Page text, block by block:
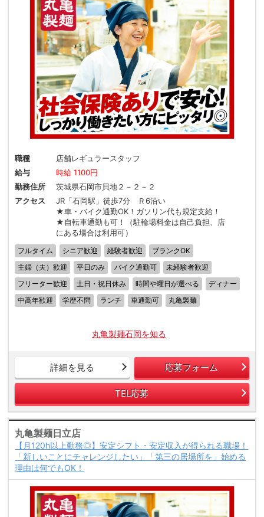
職種
店舗レギュラースタッフ
給与
時給 1100円
勤務住所
茨城県石岡市貝地２－２－２
アクセス
JR「石岡駅」徒歩7分 Ｒ6沿い
★車・バイク通勤OK！ガソリン代も規定支給！
★自転車通勤も可！（駐輪場料金は自己負担、店
にある場合は利用可）
フルタイム シニア歓迎 経験者歓迎
ブランクOK
主婦（夫）歓迎
平日のみ バイク通勤可
未経験者歓迎
フリーター歓迎
土日・祝日休み 時間や曜日が選べる
ディナー
中高年歓迎
学歴不問 ランチ 車通勤可 丸亀製麺
丸亀製麺石岡を知る
詳細を見る 応募フォーム
TEL応募
丸亀製麺日立店
【月120h以上勤務◎】安定シフト・安定収入が得られる職場！
「新しいことにチャレンジしたい」「第三の居場所を」始める
理由は何でもOK！